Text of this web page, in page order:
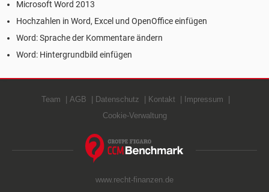
Microsoft Word 2013
Hochzahlen in Word, Excel und OpenOffice einfügen
Word: Sprache der Kommentare ändern
Word: Hintergrundbild einfügen
Team AGB Datenschutz Kontakt
Impressum
Cookie-Verwaltung
www.recht-finanzen.de